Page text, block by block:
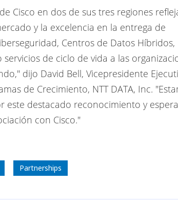
Cisco en dos de sus tres regiones
y la excelencia en la entrega de
Centros de Datos Híbridos,
servicios de ciclo de vida a las
dijo David Bell, Vicepresidente
de Crecimiento, NTT DATA, Inc.
este destacado reconocimiento y
con Cisco."
Partnerships